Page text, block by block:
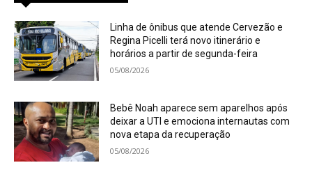
Linha de ônibus que atende Cervezão e
Regina Picelli terá novo itinerário e
horários a partir de segunda-feira
05/08/2026
Bebê Noah aparece sem aparelhos após
deixar a UTI e emociona internautas com
nova etapa da recuperação
05/08/2026